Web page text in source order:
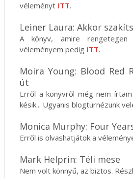
véleményt ITT.
Leiner Laura: Akkor
A könyv, amire
véleményem pedig ITT.
Moira Young: Blood Red
út
Erről a könyvről még nem
késik... Ugyanis blogturnézunk
Monica Murphy: Four
Erről is olvashatjátok a
Mark Helprin: Téli mese
Nem volt könnyű, az biztos.